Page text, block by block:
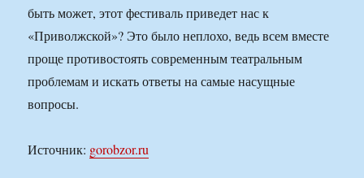
быть может, этот фестиваль приведет нас к
«Приволжской»? Это было неплохо, ведь всем вместе
проще противостоять современным театральным
проблемам и искать ответы на самые насущные
вопросы.
Источник: gorobzor.ru